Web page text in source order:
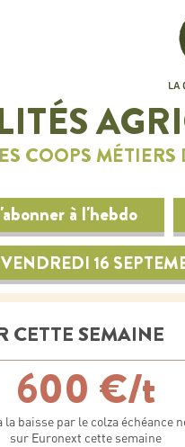
COOPS
à l'hebdo
16
CETTE SEMAINE
600 €/t
baisse par le colza échéance
sur Euronext cette semaine